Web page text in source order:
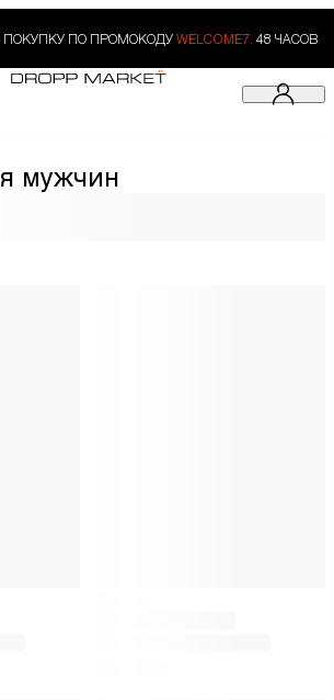
ПОКУПКУ ПО ПРОМОКОДУ WELCOME7. 48 ЧАСОВ
мужчин